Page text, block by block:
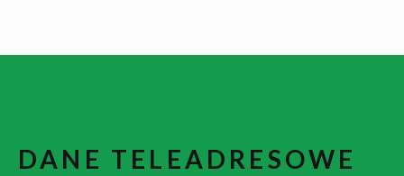
DANE TELEADRESOWE